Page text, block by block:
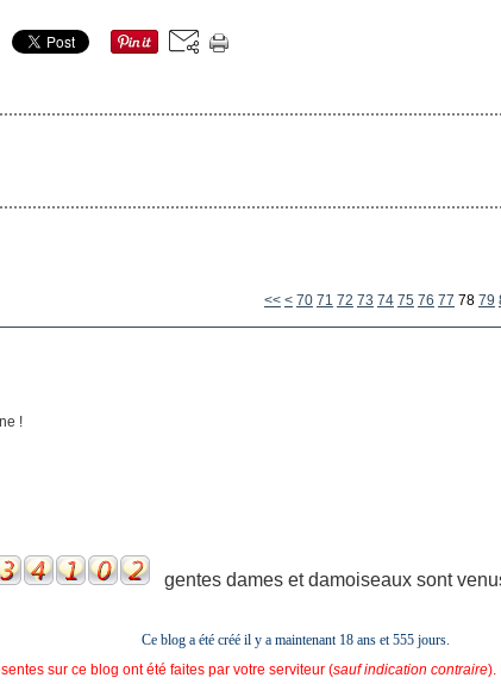
<< < 10
20
30
40
50
60
70 71 72 73 74 75 76 77 78 79
gentes dames et damoiseaux sont
Ce blog a été créé il y a maintenant 18 ans et555 jours.
sur ce blog ont été faites par votre serviteur (sauf indication contraire).